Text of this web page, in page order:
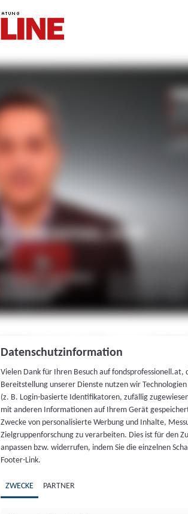
Datenschutzinformation
Vielen Dank für Ihren Besuch auf
Bereitstellung unserer Dienste nutzen wir Technologien
(z. B. Login-basierte Identifikatoren, zufällig
mit anderen Informationen auf Ihrem Gerät
Zwecke von personalisierte Werbung und Inhalte,
Zielgruppenforschung zu verarbeiten. Dies ist für den
anpassen bzw. widerrufen, indem Sie die einzelnen
Footer-Link.
ZWECKE PARTNER